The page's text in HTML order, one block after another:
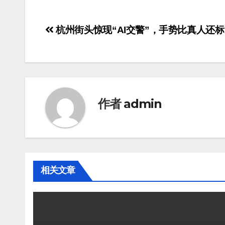
杭州街头惊现“AI交警”，手势比真人还
作者admin
相关文章